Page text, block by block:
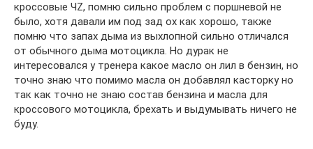
кроссовые ЧZ, помню сильно проблем с поршневой не
было, хотя давали им под зад ох как хорошо, также
помню что запах дыма из выхлопной сильно отличался
от обычного дыма мотоцикла. Но дурак не
интересовался у тренера какое масло он лил в бензин, но
точно знаю что помимо масла он добавлял касторку но
так как точно не знаю состав бензина и масла для
кроссового мотоцикла, брехать и выдумывать ничего не
буду.